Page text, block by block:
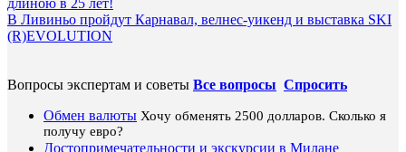
длиною в 25 лет!
В Ливиньо пройдут Карнавал, велнес-уикенд и выставка SKI
(R)EVOLUTION
Вопросы экспертам и советы Все вопросы Спросить
Обмен валюты Хочу обменять 2500 долларов. Сколько я
получу евро?
Достопримечательности и экскурсии в Милане